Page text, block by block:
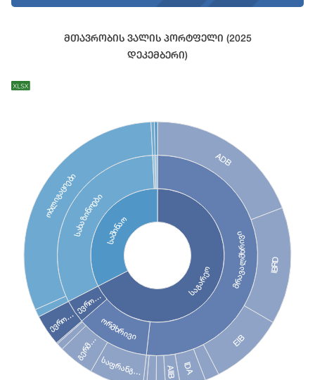
Მთავრობის Ვალის Პორტფელი (2025
Დეკემბერი)
Chart with 27 data points.
View as data table, Chart
საგარეო მრავალმხრივი
ორმხრივი
ევრო…
ADB
IBRD
EIB
IDA
AIIB
საფრანგ…
გერმ…
ევრო…
საშინაო
სახაზინოები
ობლიგაციები